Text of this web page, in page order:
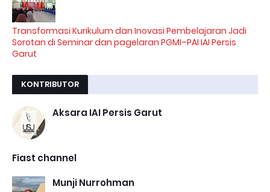
Transformasi Kurikulum dan Inovasi Pembelajaran Jadi
Sorotan di Seminar dan pagelaran PGMI–PAI IAI Persis
Garut
KONTRIBUTOR
Aksara IAI Persis Garut
Fiast channel
Munji Nurrohman